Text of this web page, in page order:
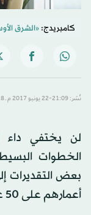
كامبريدج:«الشرق
نُشر: 21:09-22 يونيو 2017 م ـ 28 رَمضان 1438 هـ
لن يختفي داء
الخطوات
بعض التقديرات
أعمارهم على 50 عاما، مصابون بداء البواسير.